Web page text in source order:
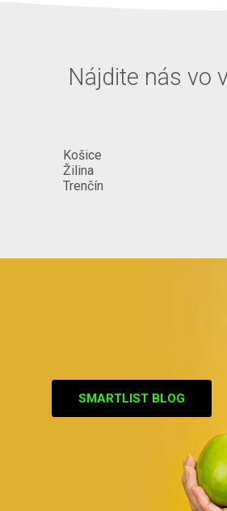
Nájdite nás vo
Košice
Žilina
Trenčín
SMARTLIST BLOG